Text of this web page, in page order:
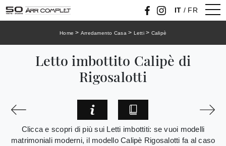
IT / FR
Home > Arredamento Casa> Letti > Calipè
Letto imbottito Calipè di
Rigosalotti
Clicca e scopri di più sui Letti imbottiti: se vuoi modelli
matrimoniali moderni, il modello Calipè Rigosalotti fa al caso